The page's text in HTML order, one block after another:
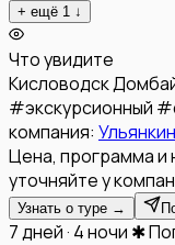
+ ещё 1 ↓
Что увидите
Кисловодск
#экскурсионный #
компания:
Цена, программа и
уточняйте у
Узнать о туре →
7 дней · 4 ночи ✱